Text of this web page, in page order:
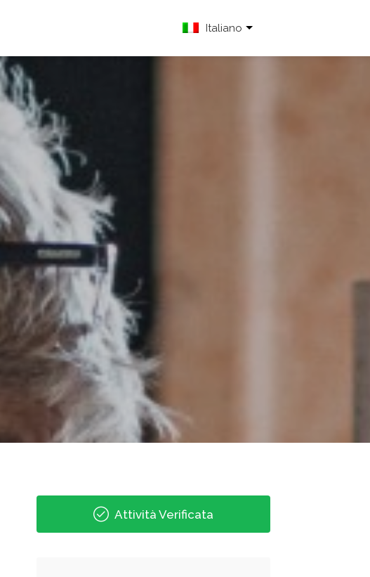
Italiano
Attività Verificata